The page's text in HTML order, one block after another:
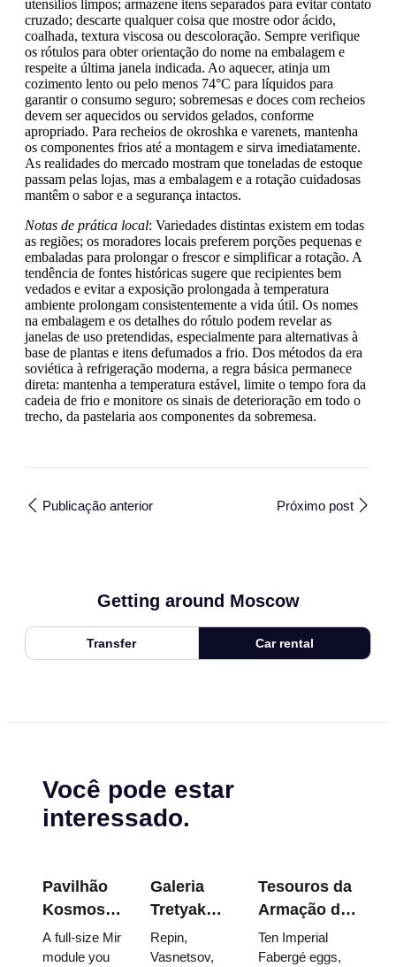
utensílios limpos; armazene itens separados para evitar contato
cruzado; descarte qualquer coisa que mostre odor ácido,
coalhada, textura viscosa ou descoloração. Sempre verifique
os rótulos para obter orientação do nome na embalagem e
respeite a última janela indicada. Ao aquecer, atinja um
cozimento lento ou pelo menos 74°C para líquidos para
garantir o consumo seguro; sobremesas e doces com recheios
devem ser aquecidos ou servidos gelados, conforme
apropriado. Para recheios de okroshka e varenets, mantenha
os componentes frios até a montagem e sirva imediatamente.
As realidades do mercado mostram que toneladas de estoque
passam pelas lojas, mas a embalagem e a rotação cuidadosas
mantêm o sabor e a segurança intactos.
Notas de prática local: Variedades distintas existem em todas
as regiões; os moradores locais preferem porções pequenas e
embaladas para prolongar o frescor e simplificar a rotação. A
tendência de fontes históricas sugere que recipientes bem
vedados e evitar a exposição prolongada à temperatura
ambiente prolongam consistentemente a vida útil. Os nomes
na embalagem e os detalhes do rótulo podem revelar as
janelas de uso pretendidas, especialmente para alternativas à
base de plantas e itens defumados a frio. Dos métodos da era
soviética à refrigeração moderna, a regra básica permanece
direta: mantenha a temperatura estável, limite o tempo fora da
cadeia de frio e monitore os sinais de deterioração em todo o
trecho, da pastelaria aos componentes da sobremesa.
Publicação anterior Próximo post
Getting around Moscow
Transfer Car rental
Você pode estar
interessado.
Pavilhão
Kosmos
na
VDNKh:
A full-size Mir
module you
Galeria
Tretyakov:
As Obras-
Primas
Repin,
Vasnetsov,
Tesouros da
Armação do
Kremlin:
Ovos
Ten Imperial
Fabergé eggs,